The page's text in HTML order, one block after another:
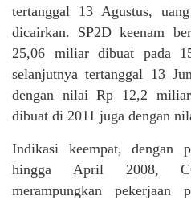
tertanggal 13 Agustus,
dicairkan. SP2D keenam
25,06 miliar dibuat pada
selanjutnya tertanggal 13
dengan nilai Rp 12,2
dibuat di 2011 juga dengan
Indikasi keempat, dengan
hingga April 2008,
merampungkan pekerjaan